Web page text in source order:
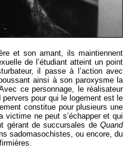
et son amant, ils maintiennent
de l’étudiant atteint un point
il passe à l’action avec
ainsi à son paroxysme la
ce personnage, le réalisateur
pour qui le logement est le
constitue pour plusieurs une
ne peut s’échapper et qui
gérant de succursales de Quand
sadomasochistes, ou encore, du